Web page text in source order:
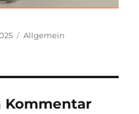
Kategorien
Allgemein
Kommentar